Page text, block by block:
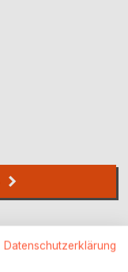
Datenschutzerklärung